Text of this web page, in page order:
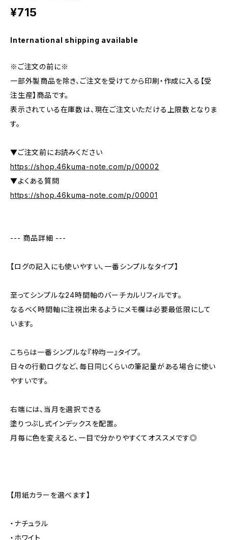
¥715
International shipping available
※ご注文の前に※
一部外製商品を除き、ご注文を受けてから印刷・作成に入る【受
注生産】商品です。
表示されている在庫数は、現在ご注文いただける上限数となりま
す。
▼ご注文前にお読みください
https://shop.46kuma-note.com/p/00002
▼よくある質問
https://shop.46kuma-note.com/p/00001
--- 商品詳細 ---
【ログの記入にも使いやすい、一番シンプルなタイプ】
至ってシンプルな24時間軸のバーチカルリフィルです。
なるべく時間軸に注視出来るようにメモ欄は必要最低限にして
います。
こちらは一番シンプルな『枠均一』タイプ。
日々の行動ログなど、毎日同じくらいの筆記量がある場合に使い
やすいです。
右端には、当月を選択できる
塗りつぶし式インデックスを配置。
月毎に色を変えると、一目で分かりやすくてオススメです◎
【用紙カラーを選べます】
・ナチュラル
・ホワイト